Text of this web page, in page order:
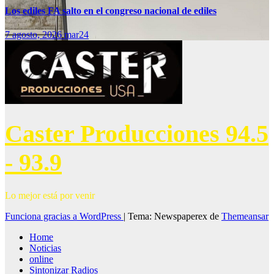
Los ediles FA salto en el congreso nacional de ediles
7 agosto, 2026mar24
Caster Producciones 94.5
- 93.9
Lo mejor está por venir
Funciona gracias a WordPress | Tema: Newspaperex de Themeansar
Home
Noticias
online
Sintonizar Radios